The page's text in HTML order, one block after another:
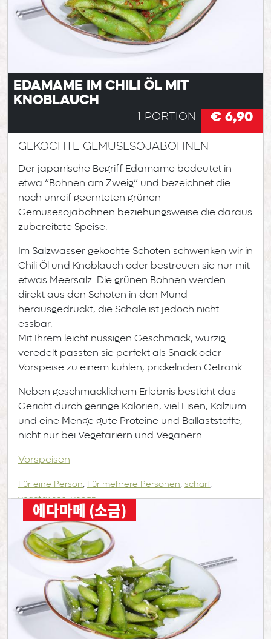
Edamame im Chili Öl mit
Knoblauch
1 Portion € 6,90
gekochte Gemüsesojabohnen
Der japanische Begriff Edamame bedeutet in
etwa “Bohnen am Zweig” und bezeichnet die
noch unreif geernteten grünen
Gemüsesojabohnen beziehungsweise die daraus
zubereitete Speise.
Im Salzwasser gekochte Schoten schwenken wir in
Chili Öl und Knoblauch oder bestreuen sie nur mit
etwas Meersalz. Die grünen Bohnen werden
direkt aus den Schoten in den Mund
herausgedrückt, die Schale ist jedoch nicht
essbar.
Mit Ihrem leicht nussigen Geschmack, würzig
veredelt passten sie perfekt als Snack oder
Vorspeise zu einem kühlen, prickelnden Getränk.
Neben geschmacklichem Erlebnis besticht das
Gericht durch geringe Kalorien, viel Eisen, Kalzium
und eine Menge gute Proteine und Ballaststoffe,
nicht nur bei Vegetariern und Veganern
Vorspeisen
Für eine Person, Für mehrere Personen, scharf,
vegetarisch,vegan
에다마메 (소금)